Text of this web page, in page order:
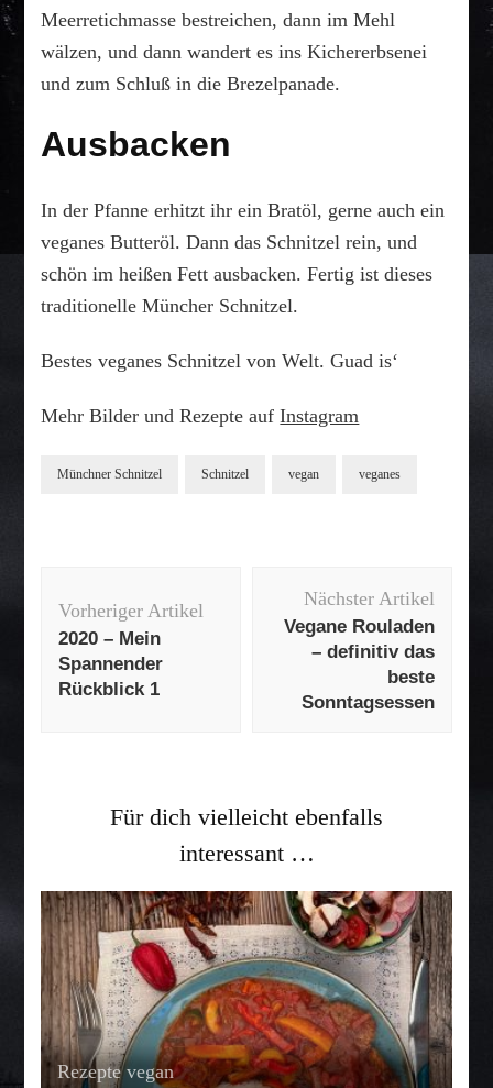
Meerretichmasse bestreichen, dann im Mehl
wälzen, und dann wandert es ins Kichererbsenei
und zum Schluß in die Brezelpanade.
Ausbacken
In der Pfanne erhitzt ihr ein Bratöl, gerne auch ein
veganes Butteröl. Dann das Schnitzel rein, und
schön im heißen Fett ausbacken. Fertig ist dieses
traditionelle Müncher Schnitzel.
Bestes veganes Schnitzel von Welt. Guad is‘
Mehr Bilder und Rezepte aufInstagram
Münchner Schnitzel Schnitzel vegan veganes
Vorheriger Artikel
2020 – Mein
Spannender
Rückblick 1
Nächster Artikel
Vegane Rouladen
– definitiv das
beste
Sonntagsessen
Für dich vielleicht ebenfalls
interessant …
Rezepte vegan